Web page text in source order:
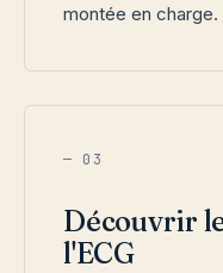
montée en charge.
— 03
Découvrir
l'ECG